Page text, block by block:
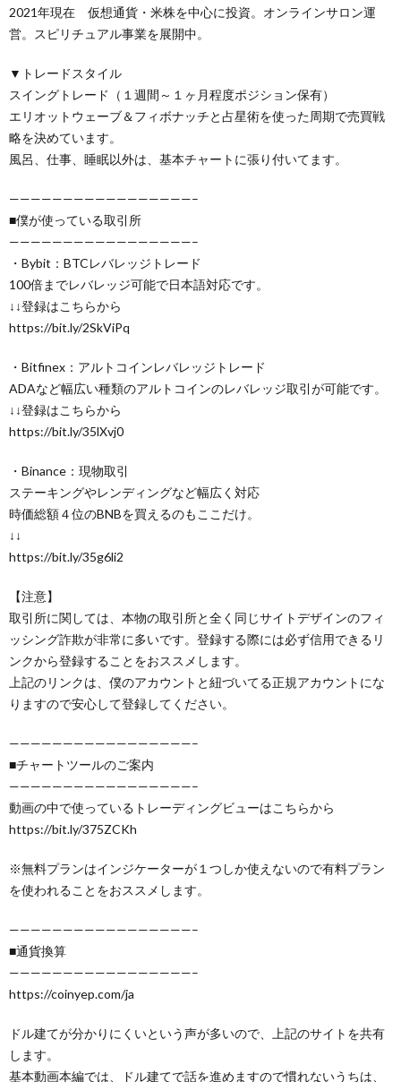
2021年現在 仮想通貨・米株を中心に投資。オンラインサロン運
営。スピリチュアル事業を展開中。
▼トレードスタイル
スイングトレード（１週間～１ヶ月程度ポジション保有）
エリオットウェーブ＆フィボナッチと占星術を使った周期で売買戦
略を決めています。
風呂、仕事、睡眠以外は、基本チャートに張り付いてます。
—————————————————–
■僕が使っている取引所
—————————————————–
・Bybit：BTCレバレッジトレード
100倍までレバレッジ可能で日本語対応です。
↓↓登録はこちらから
https://bit.ly/2SkViPq
・Bitfinex：アルトコインレバレッジトレード
ADAなど幅広い種類のアルトコインのレバレッジ取引が可能です。
↓↓登録はこちらから
https://bit.ly/35lXvj0
・Binance：現物取引
ステーキングやレンディングなど幅広く対応
時価総額４位のBNBを買えるのもここだけ。
↓↓
https://bit.ly/35g6li2
【注意】
取引所に関しては、本物の取引所と全く同じサイトデザインのフィ
ッシング詐欺が非常に多いです。登録する際には必ず信用できるリ
ンクから登録することをおススメします。
上記のリンクは、僕のアカウントと紐づいてる正規アカウントにな
りますので安心して登録してください。
—————————————————–
■チャートツールのご案内
—————————————————–
動画の中で使っているトレーディングビューはこちらから
https://bit.ly/375ZCKh
※無料プランはインジケーターが１つしか使えないので有料プラン
を使われることをおススメします。
—————————————————–
■通貨換算
—————————————————–
https://coinyep.com/ja
ドル建てが分かりにくいという声が多いので、上記のサイトを共有
します。
基本動画本編では、ドル建てで話を進めますので慣れないうちは、